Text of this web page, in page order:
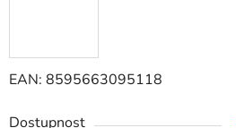
EAN: 8595663095118
Dostupnost